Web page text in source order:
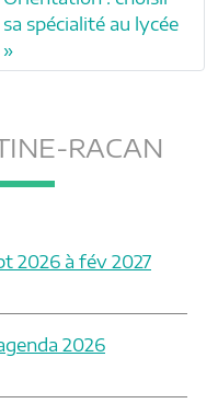
sa spécialité au lycée
RACAN
2026 à fév 2027
2026